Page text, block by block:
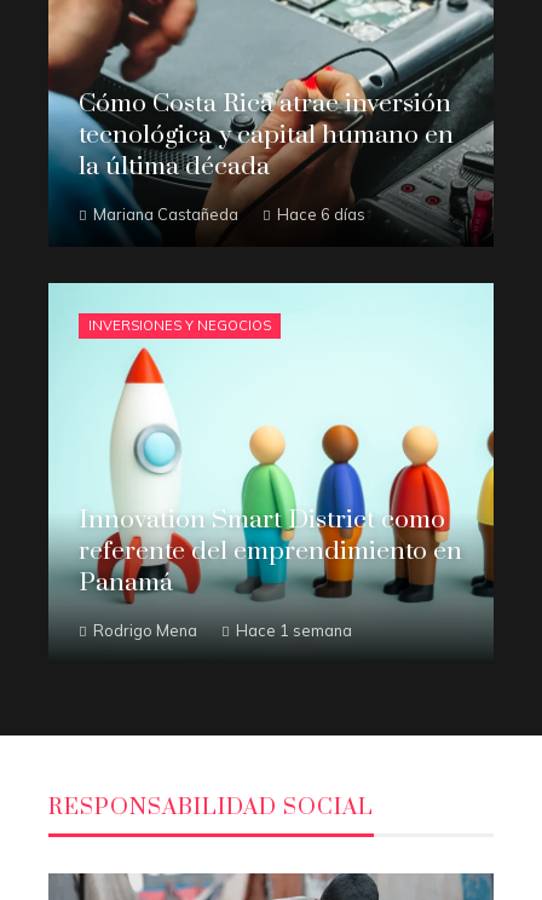
Cómo Costa Rica atrae inversión
tecnológica y capital humano en
la última década
Mariana Castañeda Hace 6 días
INVERSIONES Y NEGOCIOS
Innovation Smart District como
referente del emprendimiento en
Panamá
Rodrigo Mena Hace 1 semana
RESPONSABILIDAD SOCIAL